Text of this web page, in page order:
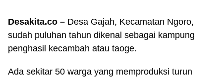
Desakita.co – Desa Gajah, Kecamatan Ngoro,
sudah puluhan tahun dikenal sebagai kampung
penghasil kecambah atau taoge.
Ada sekitar 50 warga yang memproduksi turun